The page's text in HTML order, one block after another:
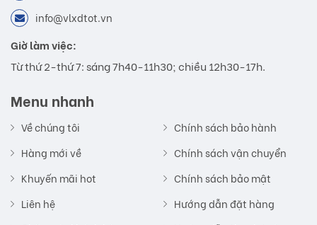
info@vlxdtot.vn
Giờ làm việc:
Từ thứ 2-thứ 7: sáng 7h40-11h30; chiều 12h30-17h.
Menu nhanh
Về chúng tôi
Hàng mới về
Khuyến mãi hot
Liên hệ
Chính sách bảo hành
Chính sách vận chuyển
Chính sách bảo mật
Hướng dẫn đặt hàng